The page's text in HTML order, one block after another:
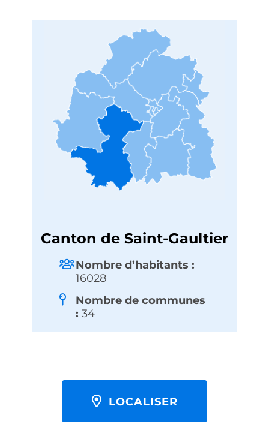
Canton de Saint-Gaultier
Nombre d’habitants :
16028
Nombre de communes
: 34
LOCALISER